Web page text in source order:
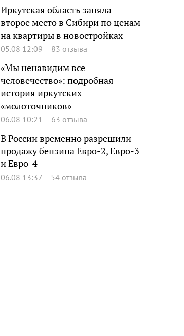
Иркутская область заняла
второе место в Сибири по ценам
на квартиры в новостройках
05.08 12:09 83 отзыва
«Мы ненавидим все
человечество»: подробная
история иркутских
«молоточников»
06.08 10:21 63 отзыва
В России временно разрешили
продажу бензина Евро-2, Евро-3
и Евро-4
06.08 13:37 54 отзыва